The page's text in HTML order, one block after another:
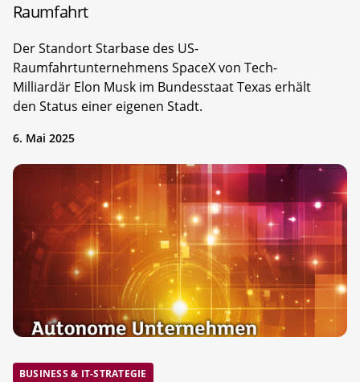
Raumfahrt
Der Standort Starbase des US-
Raumfahrtunternehmens SpaceX von Tech-
Milliardär Elon Musk im Bundesstaat Texas erhält
den Status einer eigenen Stadt.
6. Mai 2025
BUSINESS & IT-STRATEGIE